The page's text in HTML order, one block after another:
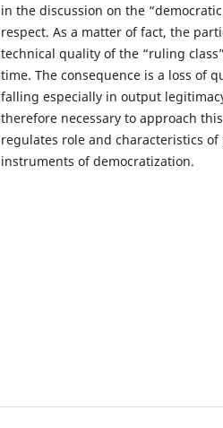
in the discussion on the
respect. As a matter of fact, the
technical quality of the “ruling
time. The consequence is a loss of
falling especially in output
therefore necessary to approach
regulates role and characteristics
instruments of democratization.